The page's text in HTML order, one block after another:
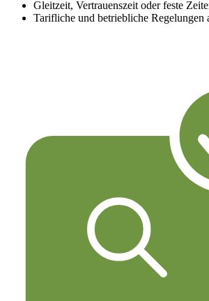
Gleitzeit, Vertrauenszeit oder feste
Tarifliche und betriebliche Regelungen